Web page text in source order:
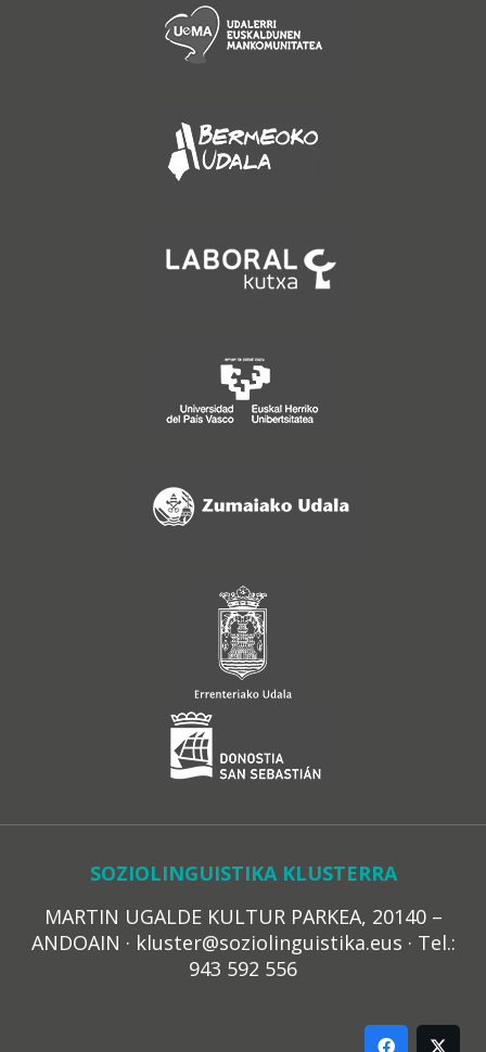
SOZIOLINGUISTIKA KLUSTERRA
MARTIN UGALDE KULTUR PARKEA, 20140 –
ANDOAIN · kluster@soziolinguistika.eus · Tel.:
943 592 556